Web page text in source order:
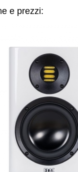
e prezzi: